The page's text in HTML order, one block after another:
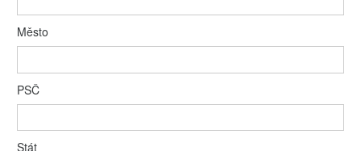
Město
PSČ
Stát